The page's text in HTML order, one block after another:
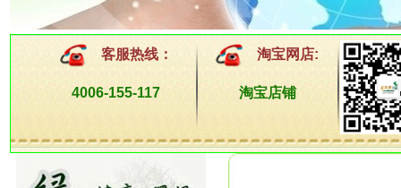
客服热线：
4006-155-117
淘宝网店:
淘宝店铺